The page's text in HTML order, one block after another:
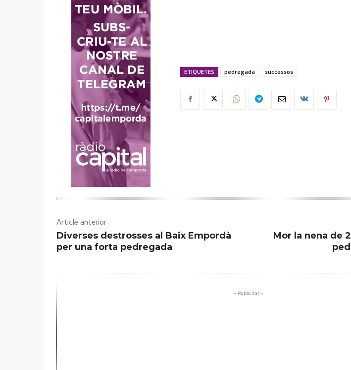
ETIQUETES pedregada successos
Article anterior
Diverses destrosses al Baix Empordà
per una forta pedregada
Mor la nena de
- Publicitat -